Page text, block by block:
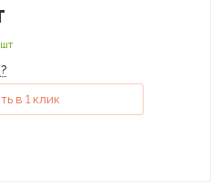
в 1 клик